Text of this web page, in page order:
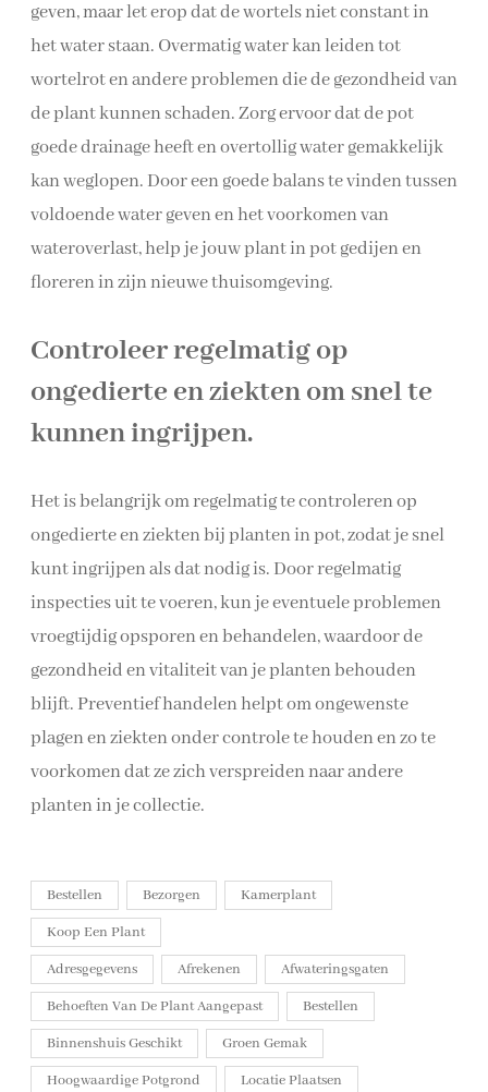
geven, maar let erop dat de wortels niet constant in
het water staan. Overmatig water kan leiden tot
wortelrot en andere problemen die de gezondheid van
de plant kunnen schaden. Zorg ervoor dat de pot
goede drainage heeft en overtollig water gemakkelijk
kan weglopen. Door een goede balans te vinden tussen
voldoende water geven en het voorkomen van
wateroverlast, help je jouw plant in pot gedijen en
floreren in zijn nieuwe thuisomgeving.
Controleer regelmatig op
ongedierte en ziekten om snel te
kunnen ingrijpen.
Het is belangrijk om regelmatig te controleren op
ongedierte en ziekten bij planten in pot, zodat je snel
kunt ingrijpen als dat nodig is. Door regelmatig
inspecties uit te voeren, kun je eventuele problemen
vroegtijdig opsporen en behandelen, waardoor de
gezondheid en vitaliteit van je planten behouden
blijft. Preventief handelen helpt om ongewenste
plagen en ziekten onder controle te houden en zo te
voorkomen dat ze zich verspreiden naar andere
planten in je collectie.
Bestellen Bezorgen
Kamerplant
Koop Een Plant
Adresgegevens
Afrekenen
Afwateringsgaten
Behoeften Van De Plant Aangepast
Bestellen
Binnenshuis Geschikt
Groen Gemak
Hoogwaardige Potgrond
Locatie Plaatsen